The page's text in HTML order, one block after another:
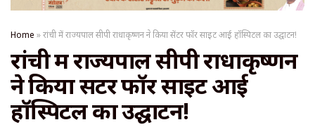
Home »रांची में राज्यपाल सीपी राधाकृष्णन ने किया सेंटर फॉर साइट आई हॉस्पिटल का उद्घाटन!
रांची में राज्यपाल सीपी राधाकृष्णन
ने किया सेंटर फॉर साइट आई
हॉस्पिटल का उद्घाटन!